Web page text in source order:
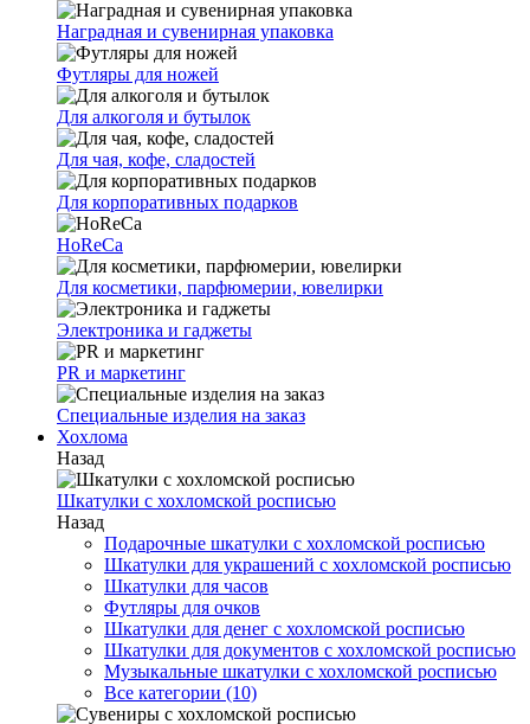
Наградная и сувенирная упаковка
Футляры для ножей
Для алкоголя и бутылок
Для чая, кофе, сладостей
Для корпоративных подарков
HoReCa
Для косметики, парфюмерии, ювелирки
Электроника и гаджеты
PR и маркетинг
Специальные изделия на заказ
Хохлома
Назад
Шкатулки с хохломской росписью
Назад
Подарочные шкатулки с хохломской росписью
Шкатулки для украшений с хохломской росписью
Шкатулки для часов
Футляры для очков
Шкатулки для денег с хохломской росписью
Шкатулки для документов с хохломской росписью
Музыкальные шкатулки с хохломской росписью
Все категории (10)